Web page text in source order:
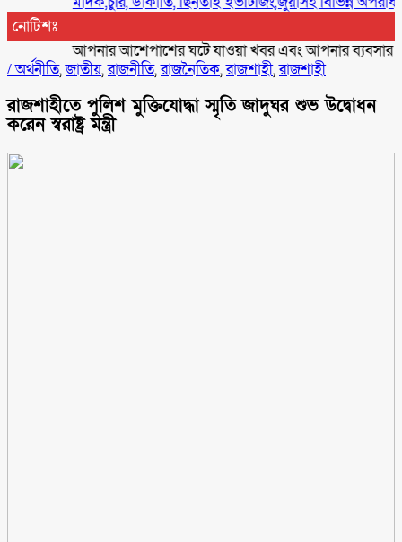
নোটিশঃ
আপনার আশেপাশের ঘটে যাওয়া খবর এবং আপনার ব্যবসার
/অর্থনীতি,জাতীয়,রাজনীতি,রাজনৈতিক,রাজশাহী,রাজশাহী
রাজশাহীতে পুলিশ মুক্তিযোদ্ধা স্মৃতি জাদুঘর শুভ উদ্বোধন
করেন স্বরাষ্ট্র মন্ত্রী